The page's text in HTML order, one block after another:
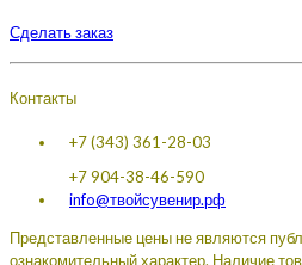
Сделать заказ
Контакты
+7 (343) 361-28-03
+7 904-38-46-590
info@твойсувенир.рф
Представленные цены не являются
ознакомительный характер. Наличие